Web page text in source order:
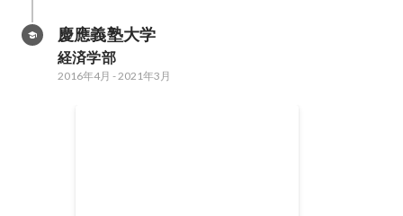
慶應義塾大学
経済学部
2016年4月 -2021年3月